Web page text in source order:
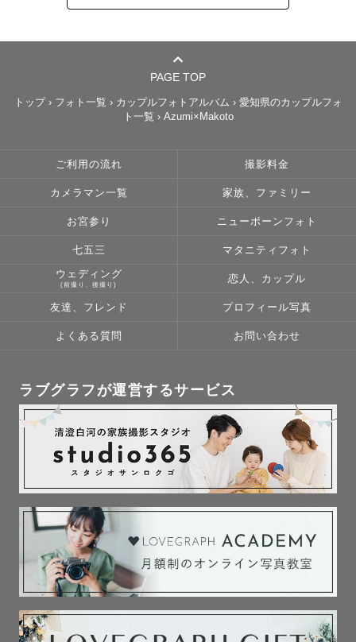
PAGE TOP
トップ› フォト一覧 › カップルフォトアルバム › 愛知県のカップルフォ
ト一覧 › Azumi×Makoto
ご利用の流れ 撮影料金
カメラマン一覧 家族、ファミリー
お宮参り ニューボーンフォト
七五三 マタニティフォト
ウェディング
(前撮り、後撮り)
恋人、カップル
友達、フレンド プロフィール写真
よくある質問 お問い合わせ
ラブグラフが運営するサービス